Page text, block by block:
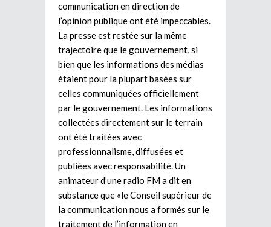
communication en direction de
l’opinion publique ont été impeccables.
La presse est restée sur la même
trajectoire que le gouvernement, si
bien que les informations des médias
étaient pour la plupart basées sur
celles communiquées officiellement
par le gouvernement. Les informations
collectées directement sur le terrain
ont été traitées avec
professionnalisme, diffusées et
publiées avec responsabilité. Un
animateur d’une radio FM a dit en
substance que «le Conseil supérieur de
la communication nous a formés sur le
traitement de l’information en